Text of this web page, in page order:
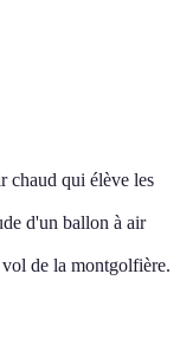
chaud qui élève les
d'un ballon à air
de la montgolfière.